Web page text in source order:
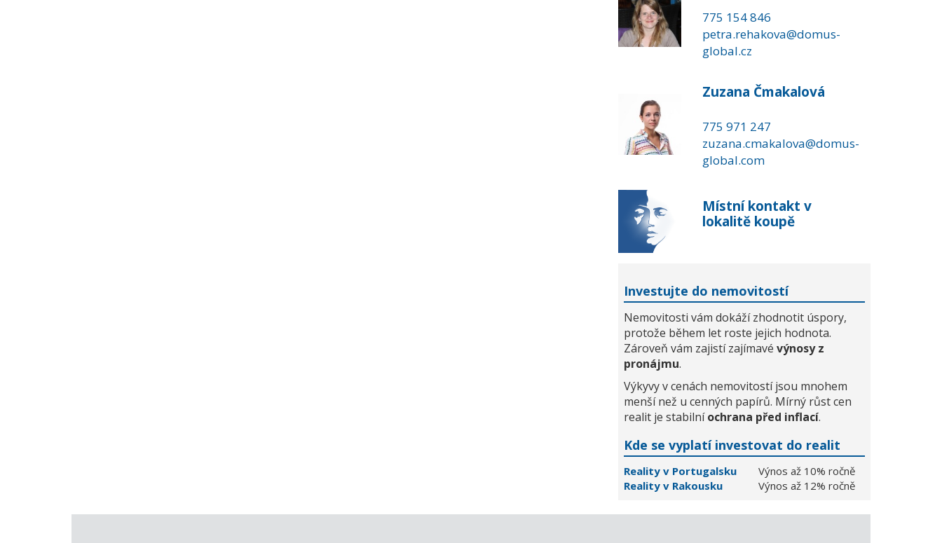
775 154 846
petra.rehakova@domus-
global.cz
Zuzana Čmakalová
775 971 247
zuzana.cmakalova@domus-
global.com
Místní kontakt v
lokalitě koupě
Investujte do nemovitostí
Nemovitosti vám dokáží zhodnotit úspory,
protože během let roste jejich hodnota.
Zároveň vám zajistí zajímavé výnosy z
pronájmu.
Výkyvy v cenách nemovitostí jsou mnohem
menší než u cenných papírů. Mírný růst cen
realit je stabilníochrana před inflací.
Kde se vyplatí investovat do realit
Reality v Portugalsku
Výnos až 10% ročně
Reality v Rakousku
Výnos až 12% ročně